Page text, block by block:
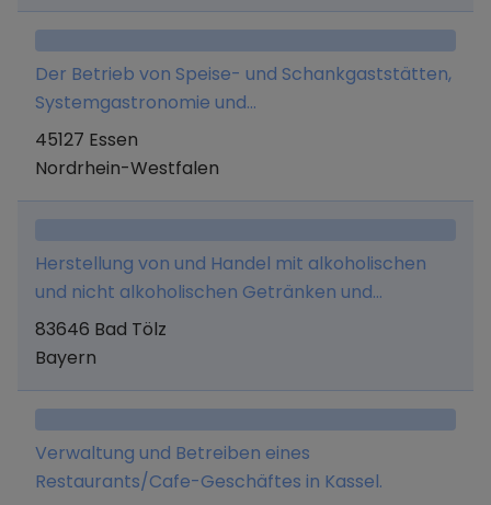
dienen, - die Veranstaltung von Schulungen
sowie die Erbringung von Beratungsleistungen
für die Herstellung und den Vertrieb von
Speiseeisen.
Rechts- und Steuerberatung).
Der Betrieb von Speise- und Schankgaststätten,
Systemgastronomie und
Gastronomiedienstleistungen.
45127 Essen
Nordrhein-Westfalen
Herstellung von und Handel mit alkoholischen
und nicht alkoholischen Getränken und
Lebensmitteln aller Art, sowie Erbringung
jeglicher Dienstleistungen, die mit diesem
Unternehmensberatung, Betrieb einer
Werbeagentur und Erwerb, Halten und
Verwaltung von Unternehmensbeteiligungen.
83646 Bad Tölz
Bayern
Verwaltung und Betreiben eines
Restaurants/Cafe-Geschäftes in Kassel.